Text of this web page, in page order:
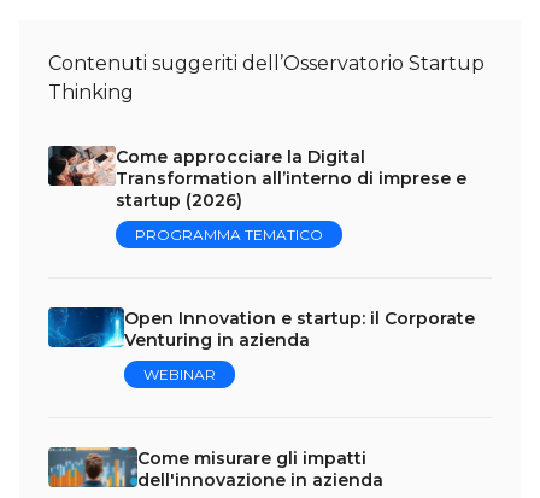
Contenuti suggeriti dell’Osservatorio Startup
Thinking
Come approcciare la Digital
Transformation all’interno di imprese e
startup (2026)
PROGRAMMA TEMATICO
Open Innovation e startup: il Corporate
Venturing in azienda
WEBINAR
Come misurare gli impatti
dell'innovazione in azienda